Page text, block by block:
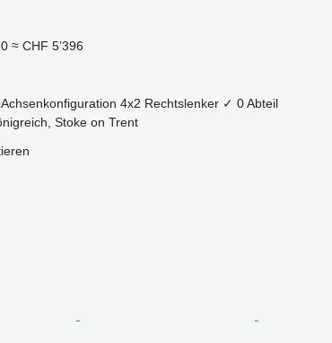
≈ CHF 5’396
Achsenkonfiguration 4x2 Rechtslenker ✓ 0 Abteil
Stoke on Trent